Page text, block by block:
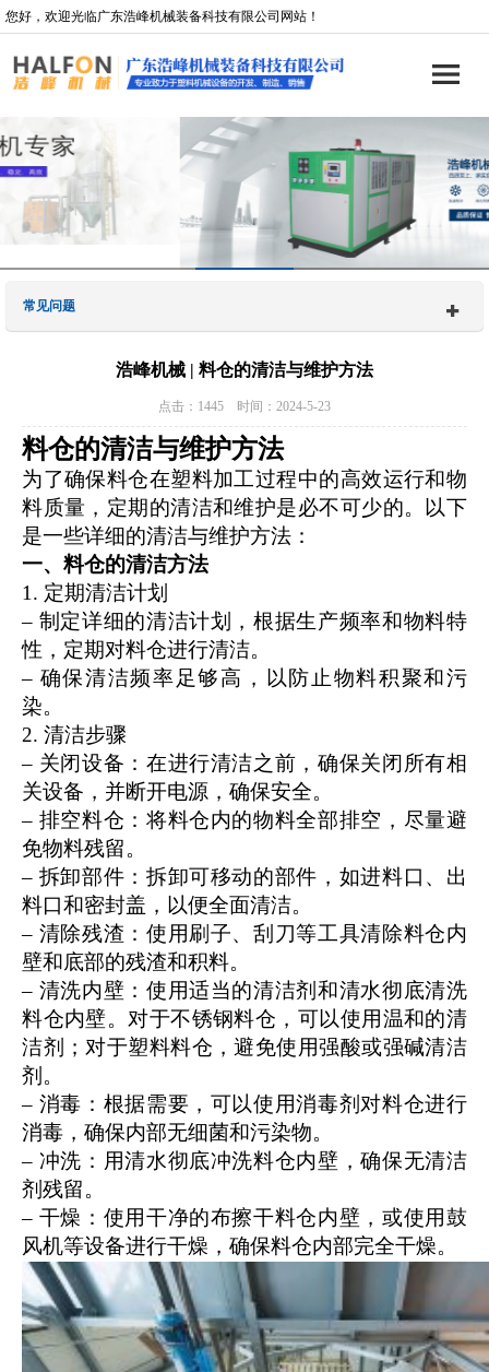
您好，欢迎光临广东浩峰机械装备科技有限公司网站！
常见问题
浩峰机械 | 料仓的清洁与维护方法
点击：1445 时间：2024-5-23
料仓的清洁与维护方法
为了确保料仓在塑料加工过程中的高效运行和物
料质量，定期的清洁和维护是必不可少的。以下
是一些详细的清洁与维护方法：
一、料仓的清洁方法
1. 定期清洁计划
– 制定详细的清洁计划，根据生产频率和物料特
性，定期对料仓进行清洁。
– 确保清洁频率足够高，以防止物料积聚和污
染。
2. 清洁步骤
– 关闭设备：在进行清洁之前，确保关闭所有相
关设备，并断开电源，确保安全。
– 排空料仓：将料仓内的物料全部排空，尽量避
免物料残留。
– 拆卸部件：拆卸可移动的部件，如进料口、出
料口和密封盖，以便全面清洁。
– 清除残渣：使用刷子、刮刀等工具清除料仓内
壁和底部的残渣和积料。
– 清洗内壁：使用适当的清洁剂和清水彻底清洗
料仓内壁。对于不锈钢料仓，可以使用温和的清
洁剂；对于塑料料仓，避免使用强酸或强碱清洁
剂。
– 消毒：根据需要，可以使用消毒剂对料仓进行
消毒，确保内部无细菌和污染物。
– 冲洗：用清水彻底冲洗料仓内壁，确保无清洁
剂残留。
– 干燥：使用干净的布擦干料仓内壁，或使用鼓
风机等设备进行干燥，确保料仓内部完全干燥。